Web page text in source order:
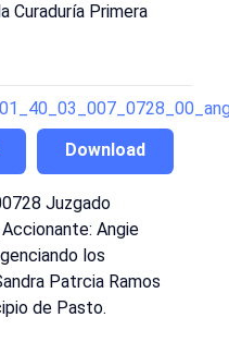
Curaduría Primera
Download
Juzgado
Angie
los
Patrcia Ramos
de Pasto.